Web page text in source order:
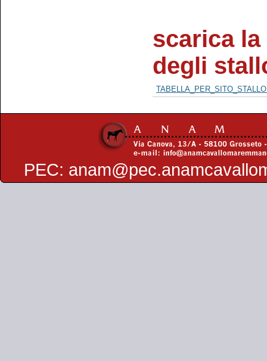
scarica
degli
PEC: